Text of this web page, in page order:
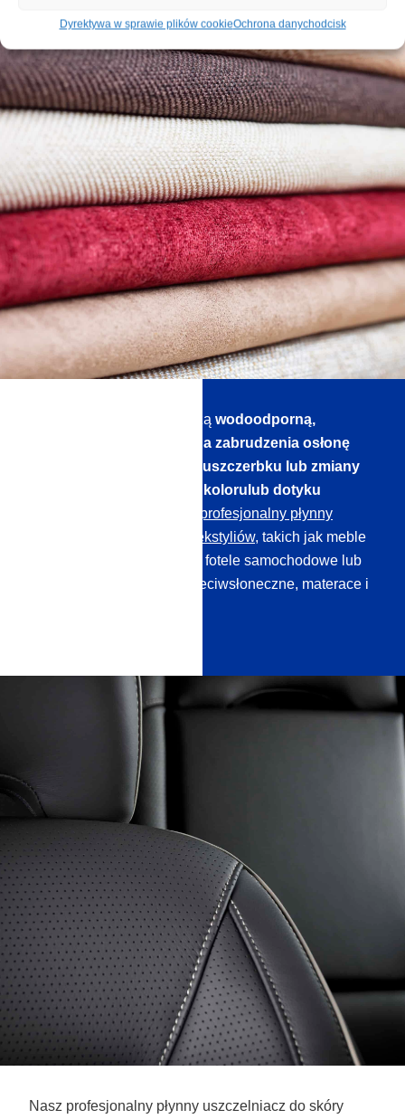
Dyrektywa w sprawie plików cookieOchrona danychodcisk
Nasze uszczelniacze tworzą wodoodporną,
olejoodporną i odporną na zabrudzenia osłonę
ochronną – bez żadnego uszczerbku lub zmiany
oddychalności, koloru lub dotyku
profesjonalny płynny
uszczelniacz do szkła do tekstyliów, takich jak meble
tapicerowane, materiałowe fotele samochodowe lub
miękkie blaty, parasole przeciwsłoneczne, materace i
Nasz profesjonalny płynny uszczelniacz do skóry